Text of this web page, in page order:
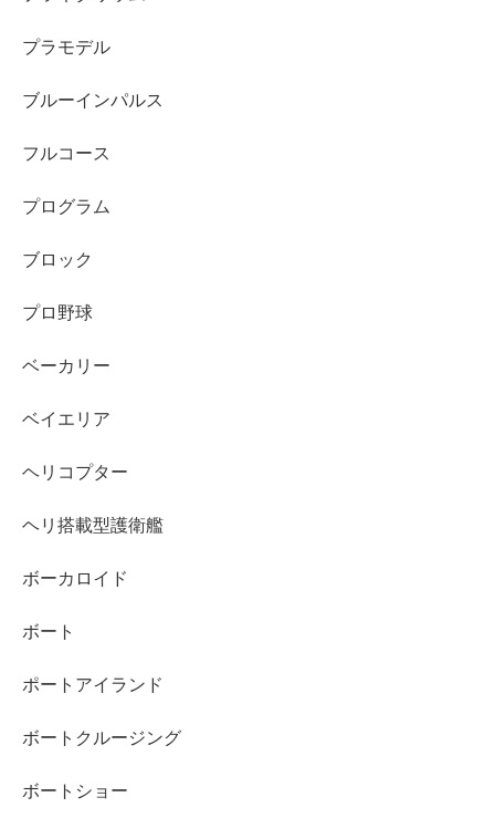
プラモデル
ブルーインパルス
フルコース
プログラム
ブロック
プロ野球
ベーカリー
ベイエリア
ヘリコプター
ヘリ搭載型護衛艦
ボーカロイド
ボート
ポートアイランド
ボートクルージング
ボートショー